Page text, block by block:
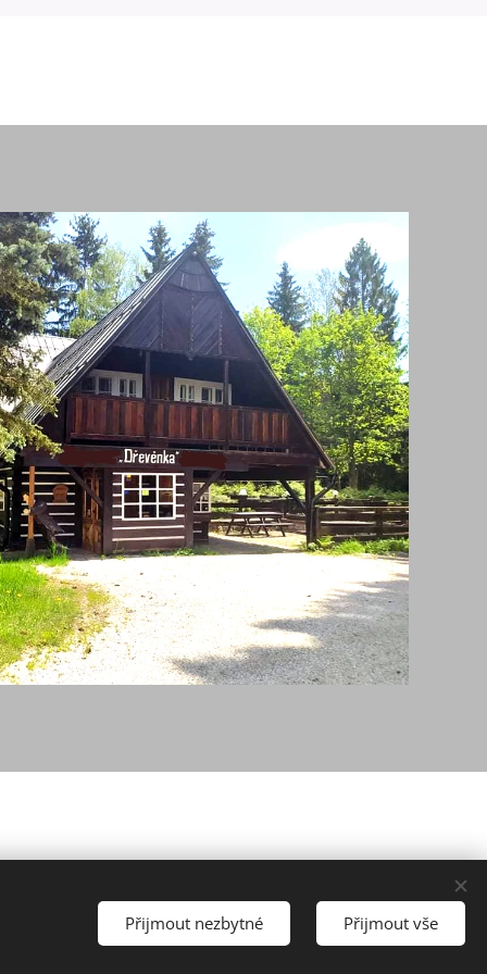
Vytvořeno službou Webnode Cookies
Přijmout nezbytné Přijmout vše